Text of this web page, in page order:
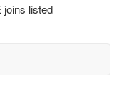
listed